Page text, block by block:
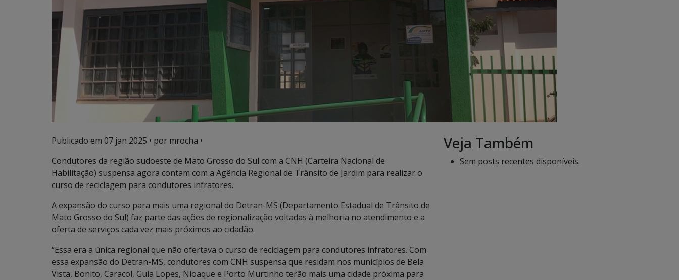
Publicado em 07 jan 2025 • por mrocha •
Condutores da região sudoeste de Mato Grosso do Sul com a CNH (Carteira Nacional de
Habilitação) suspensa agora contam com a Agência Regional de Trânsito de Jardim para realizar o
curso de reciclagem para condutores infratores.
A expansão do curso para mais uma regional do Detran-MS (Departamento Estadual de Trânsito de
Mato Grosso do Sul) faz parte das ações de regionalização voltadas à melhoria no atendimento e a
oferta de serviços cada vez mais próximos ao cidadão.
“Essa era a única regional que não ofertava o curso de reciclagem para condutores infratores. Com
essa expansão do Detran-MS, condutores com CNH suspensa que residam nos municípios de Bela
Vista, Bonito, Caracol, Guia Lopes, Nioaque e Porto Murtinho terão mais uma cidade próxima para
Veja Também
Sem posts recentes disponíveis.